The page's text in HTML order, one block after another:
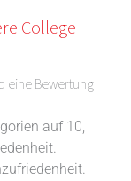
College
eine Bewertung
auf 10,